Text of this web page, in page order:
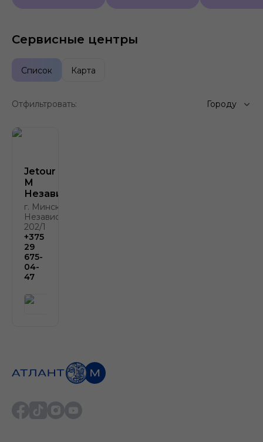
Сервисные центры
Список Карта
Отфильтровать: Городу
Jetour Атлант-
М
Независимости
г. Минск, пр.
Независимости,
202/1
+375
29
675-
04-
47